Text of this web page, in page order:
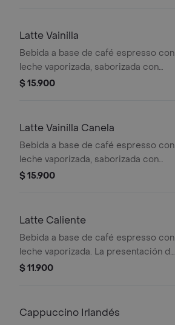
Latte Vainilla
Bebida a base de café espresso con
leche vaporizada, saborizada con
vainilla.
$ 15.900
Latte Vainilla Canela
Bebida a base de café espresso con
leche vaporizada, saborizada con
vainilla y canela.
$ 15.900
Latte Caliente
Bebida a base de café espresso con
leche vaporizada. La presentación del
producto puede variar
transporte para pedidos a domicilio.
$ 11.900
Cappuccino Irlandés